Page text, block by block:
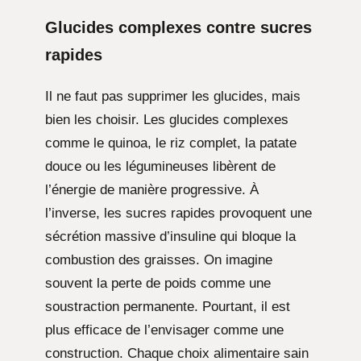
Glucides complexes contre sucres
rapides
Il ne faut pas supprimer les glucides, mais
bien les choisir. Les glucides complexes
comme le quinoa, le riz complet, la patate
douce ou les légumineuses libèrent de
l’énergie de manière progressive. À
l’inverse, les sucres rapides provoquent une
sécrétion massive d’insuline qui bloque la
combustion des graisses. On imagine
souvent la perte de poids comme une
soustraction permanente. Pourtant, il est
plus efficace de l’envisager comme une
construction. Chaque choix alimentaire sain